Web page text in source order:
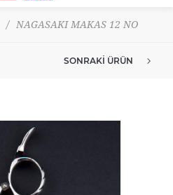
/ NAGASAKI MAKAS 12 NO
SONRAKI ÜRÜN